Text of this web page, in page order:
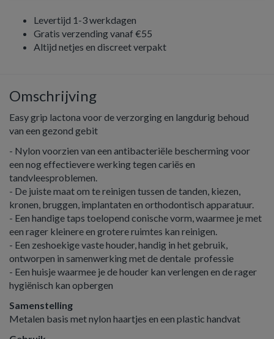
Levertijd 1-3 werkdagen
Gratis verzending vanaf €55
Altijd netjes en discreet verpakt
Omschrijving
Easy grip lactona voor de verzorging en langdurig behoud
van een gezond gebit
- Nylon voorzien van een antibacteriële bescherming voor
een nog effectievere werking tegen cariës en
tandvleesproblemen.
- De juiste maat om te reinigen tussen de tanden, kiezen,
kronen, bruggen, implantaten en orthodontisch apparatuur.
- Een handige taps toelopend conische vorm, waarmee je met
een rager kleinere en grotere ruimtes kan reinigen.
- Een zeshoekige vaste houder, handig in het gebruik,
ontworpen in samenwerking met de dentale professie
- Een huisje waarmee je de houder kan verlengen en de rager
hygiënisch kan opbergen
Samenstelling
Metalen basis met nylon haartjes en een plastic handvat